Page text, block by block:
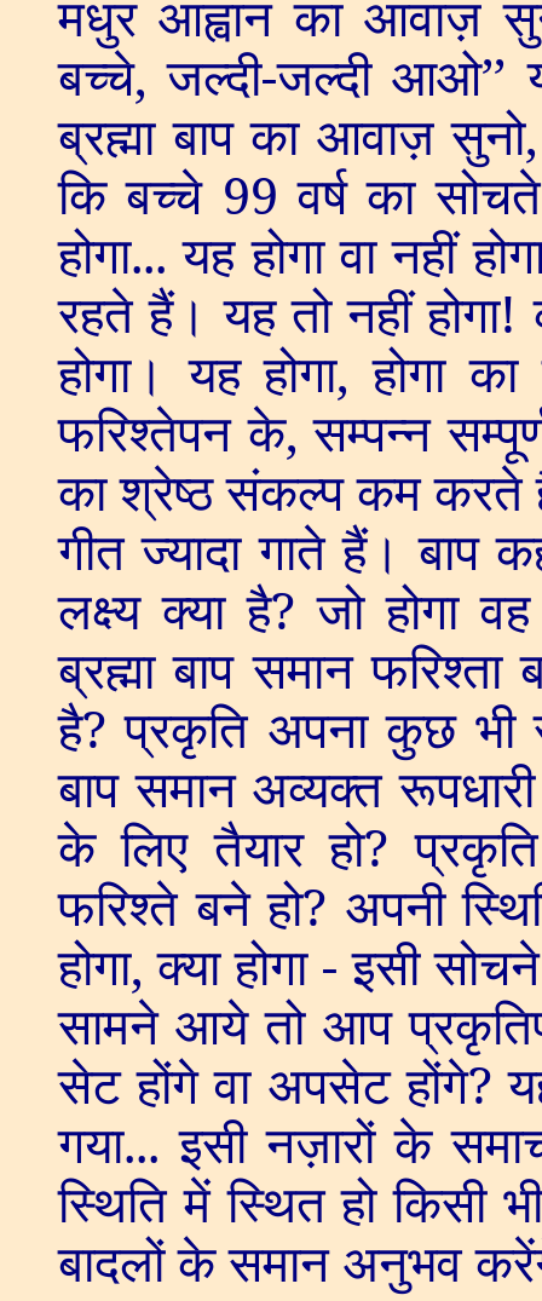
मधुर आह्वान का आवाज़
बच्चे,जल्दी-जल्दी आओ’’
ब्रह्मा बाप का आवाज़ सुनो
कि बच्चे 99 वर्ष का
होगा... यह होगा वा नहीं
रहते हैं। यह तो नहीं होगा!
होगा। यह होगा,होगा
फरिश्तेपन के,सम्पन्न
का श्रेष्ठ संकल्प कम करते
गीत ज्यादा गाते हैं।
लक्ष्य क्या है?जो होगा
ब्रह्मा बाप समान
है?प्रकृति अपना कुछ भी
बाप समान अव्यक्त
के लिए तैयार हो?
फरिश्ते बने हो? अपनी
होगा,क्या होगा - इसी
सामने आये तो आप
सेट होंगे वा अपसेट होंगे?
गया... इसी नज़ारों के
स्थिति में स्थित हो
बादलों के समान अनुभव